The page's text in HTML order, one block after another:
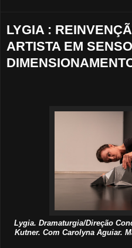
LYGIA :
ARTISTA EM
Lygia. Dramaturgia/Direção
Kutner. Com Carolyna Aguiar.